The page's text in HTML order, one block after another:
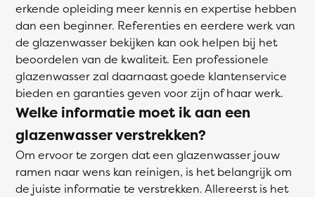
erkende opleiding meer kennis en expertise hebben
dan een beginner. Referenties en eerdere werk van
de glazenwasser bekijken kan ook helpen bij het
beoordelen van de kwaliteit. Een professionele
glazenwasser zal daarnaast goede klantenservice
bieden en garanties geven voor zijn of haar werk.
Welke informatie moet ik aan een
glazenwasser verstrekken?
Om ervoor te zorgen dat een glazenwasser jouw
ramen naar wens kan reinigen, is het belangrijk om
de juiste informatie te verstrekken. Allereerst is het